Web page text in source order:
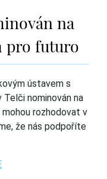
na
pro futuro
ústavem s
nominován na
rozhodovat v
že nás podpoříte